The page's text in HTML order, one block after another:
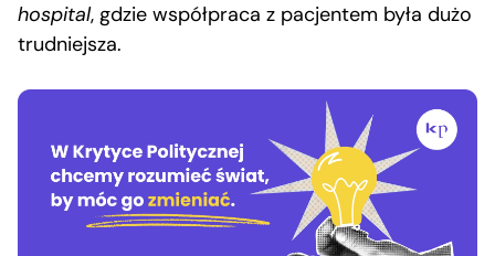
hospital, gdzie współpraca z pacjentem była dużo
trudniejsza.